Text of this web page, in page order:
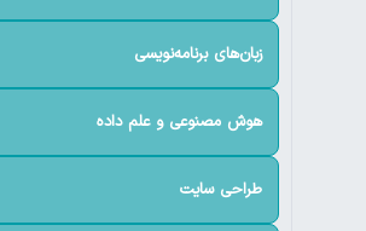
زبان‌های برنامه‌نویسی
هوش مصنوعی و علم داده
طراحی سایت